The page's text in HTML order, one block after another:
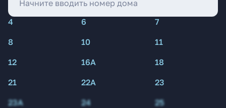
4 6
7
8
10
11
12
16А
18
21
22А
23
23А
24 25